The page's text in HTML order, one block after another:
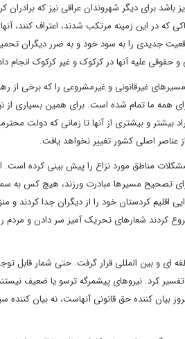
برای دیگر شهروندان عراقی نیز که برادران
در این زمینه مرتکب شدند، اعتراف کنند،
جدیدی را به سود خود و به ضرر دیگران
علیه آنها در کرکوک و غیر کرکوک انجام
غیرقانونی و غیرمشروعی را که برخی از
همه ما تمام شده است. برای همین بسیاری از
و بیشتری از آنها تا زمانی که دولت
عناصر اصلی کشور تغییر نخواهد یافت.
مناطق مورد نزاع را پیش بینی کرده است.
تصحیح مسیرها مبادرت ورزند، هیچ کس به
کردستان خود را از دیگران جدا کردند و
کردند شعارهای تحریک آمیز سر دادن و مردم
و بین المللی قرار گرفت. حتی شمار قابل
کرد. نیروهای پیشمرگه ترسو یا ضعیف
بیان کننده حق قانونی آنهاست، نه بیان